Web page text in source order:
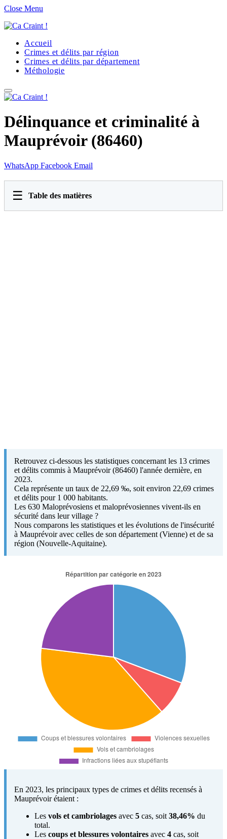
Close Menu
Accueil
Crimes et délits par région
Crimes et délits par département
Méthologie
Délinquance et criminalité à
Mauprévoir (86460)
WhatsApp Facebook Email
☰ Table des matières
Retrouvez ci-dessous les statistiques concernant les 13 crimes
et délits commis à Mauprévoir (86460) l'année dernière, en
2023.
Cela représente un taux de 22,69 ‰, soit environ 22,69 crimes
et délits pour 1 000 habitants.
Les 630 Maloprévosiens et maloprévosiennes vivent-ils en
sécurité dans leur village ?
Nous comparons les statistiques et les évolutions de l'insécurité
à Mauprévoir avec celles de son département (Vienne) et de sa
région (Nouvelle-Aquitaine).
En 2023, les principaux types de crimes et délits recensés à
Mauprévoir étaient :
Les vols et cambriolages avec 5 cas, soit 38,46% du
total.
Les coups et blessures volontaires avec 4 cas, soit